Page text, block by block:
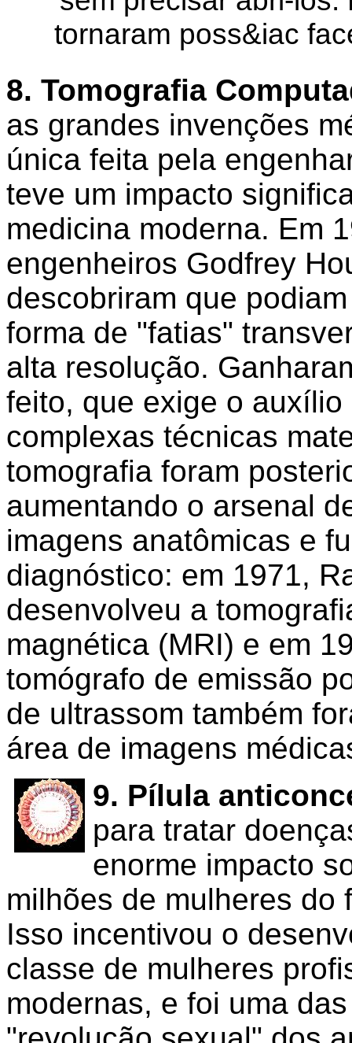
tornaram poss&iac
8. Tomografia
as grandes invenções
única feita pela
teve um impacto
medicina moderna. Em
engenheiros Godfrey
descobriram que
forma de "fatias"
alta resolução.
feito, que exige o
complexas técnicas
tomografia foram
aumentando o arsenal
imagens anatômicas e
diagnóstico: em 1971,
desenvolveu a
magnética (MRI) e em
tomógrafo de emissão
de ultrassom também
área de imagens
9. Pílula
para tratar
enorme impacto
milhões de mulheres do
Isso incentivou o
classe de mulheres
modernas, e foi uma